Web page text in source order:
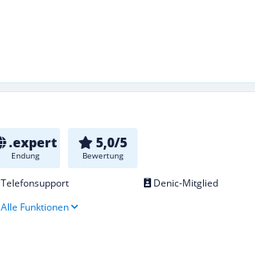
.expert
Endung
5,0/5
Bewertung
Telefonsupport
Denic-Mitglied
Alle Funktionen